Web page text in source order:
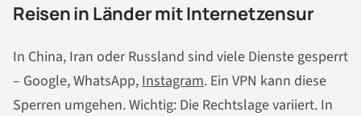
Reisen in Länder mit Internetzensur
In China, Iran oder Russland sind viele Dienste gesperrt
– Google, WhatsApp,Instagram. Ein VPN kann diese
Sperren umgehen. Wichtig: Die Rechtslage variiert. In